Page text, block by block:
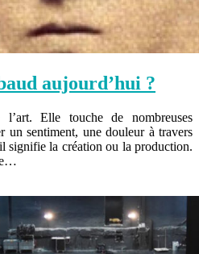
aujourd’hui ?
Elle touche de nombreuses
un sentiment, une douleur à travers
signifie la création ou la production.